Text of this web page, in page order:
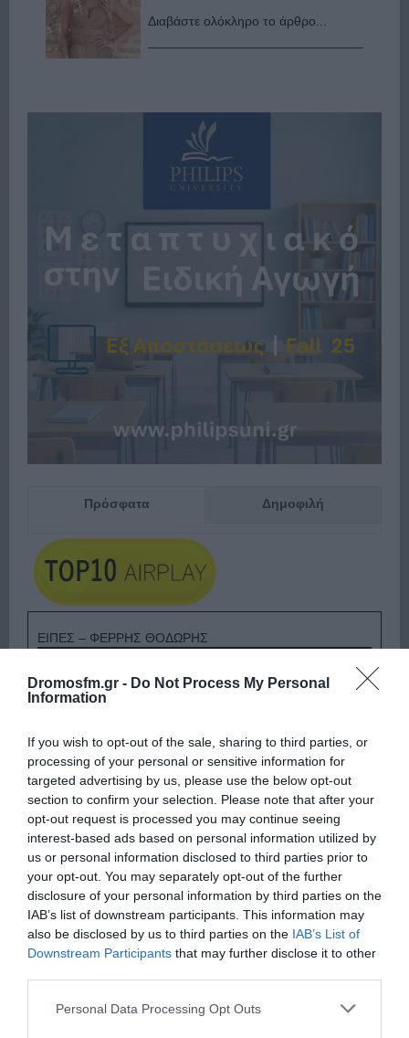
Dromosfm.gr - Do Not Process My Personal
Information
If you wish to opt-out of the sale, sharing to third parties, or
processing of your personal or sensitive information for
targeted advertising by us, please use the below opt-out
section to confirm your selection. Please note that after your
opt-out request is processed you may continue seeing
interest-based ads based on personal information utilized by
us or personal information disclosed to third parties prior to
your opt-out. You may separately opt-out of the further
disclosure of your personal information by third parties on the
IAB’s list of downstream participants. This information may
also be disclosed by us to third parties on the IAB’s List of
Downstream Participants that may further disclose it to other
Please note that this website/app uses one or more Google
Personal Data Processing Opt Outs
Διαβάστε ολόκληρο το άρθρο...
Πρόσφατα Δημοφιλή
ΕΙΠΕΣ – ΦΕΡΡΗΣ ΘΟΔΩΡΗΣ
Παρακαλώ Περιμένετε...
ΛΟΓΑΡΙΑΣΜΟΣ - ΛΙΟΛΙΟΥ ΚΑΤΕΡΙΝΑ